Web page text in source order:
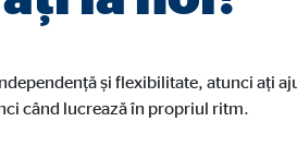
și flexibilitate, atunci ați
când lucrează în propriul ritm.